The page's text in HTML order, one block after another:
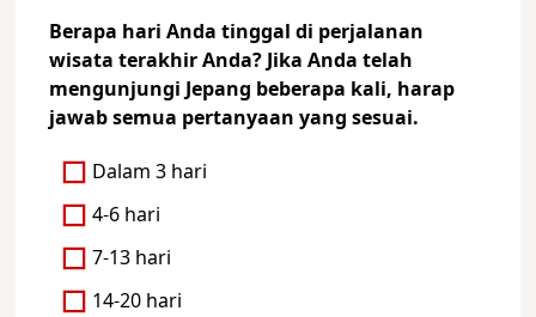
Berapa hari Anda tinggal di perjalanan
wisata terakhir Anda? Jika Anda telah
mengunjungi Jepang beberapa kali, harap
jawab semua pertanyaan yang sesuai.
Dalam 3 hari
4-6 hari
7-13 hari
14-20 hari